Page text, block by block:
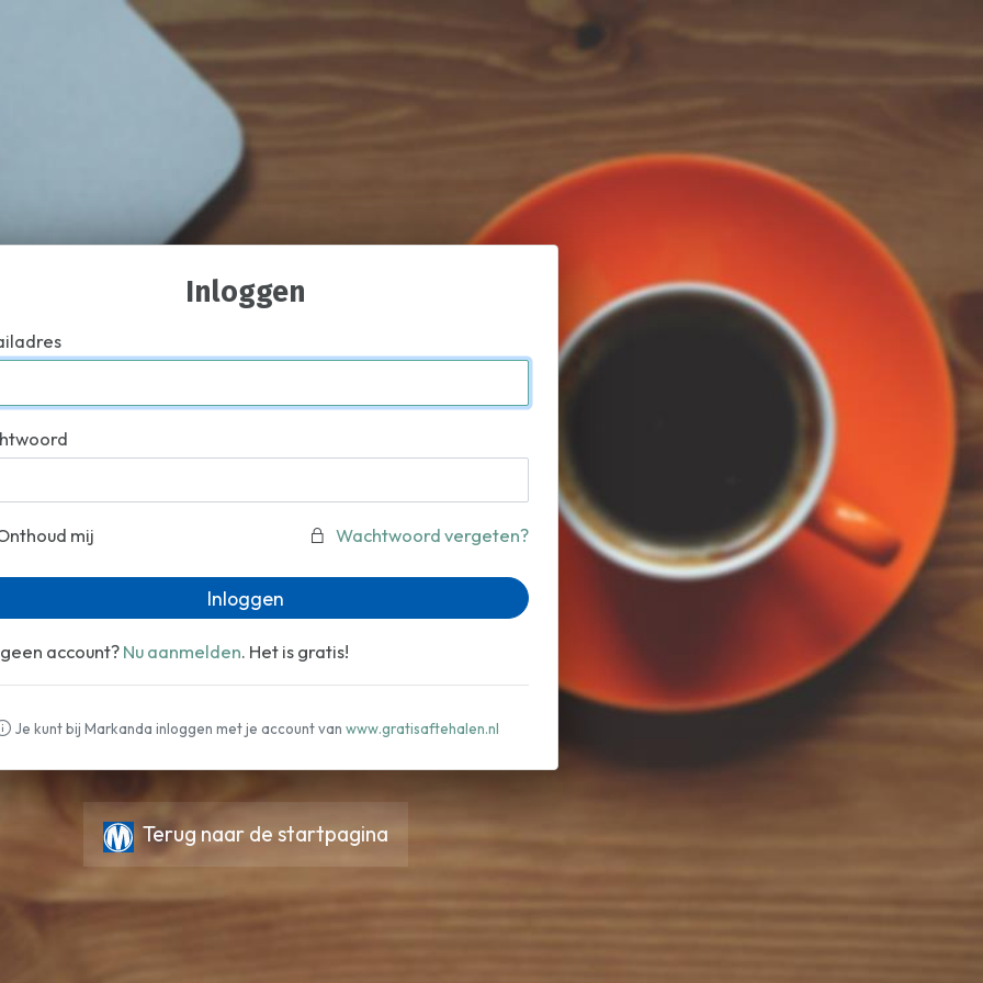
Inloggen
Wachtwoord vergeten?
mij
Inloggen
account? Nu aanmelden. Het is gratis!
Je kunt bij Markanda inloggen met je account van www.gratisaftehalen.nl
Terug naar de startpagina